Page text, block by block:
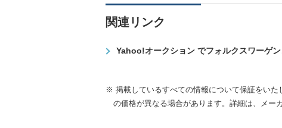
関連リンク
Yahoo!オークション でフォルクスワーゲ
※ 掲載しているすべての情報について保証をい
の価格が異なる場合があります。詳細は、メー